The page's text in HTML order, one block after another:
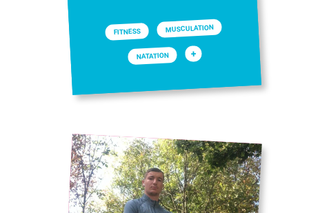
FITNESS MUSCULATION
NATATION +